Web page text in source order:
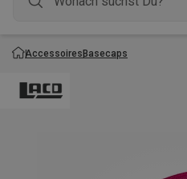
AccessoiresBasecaps